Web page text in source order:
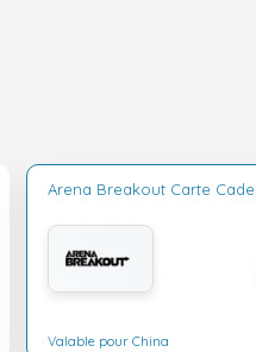
Arena Breakout Carte
Valable pour China